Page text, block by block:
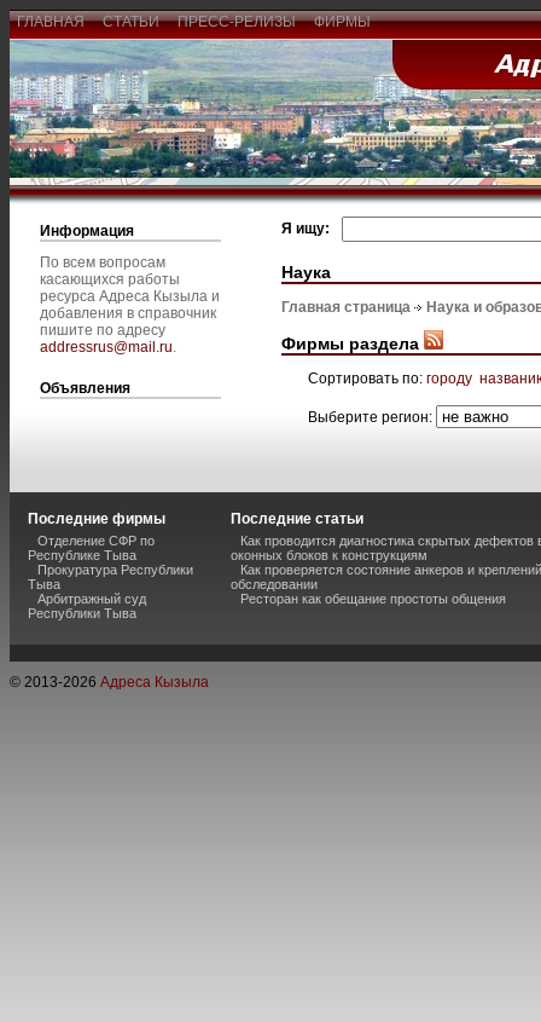
ГЛАВНАЯ СТАТЬИ ПРЕСС-РЕЛИЗЫ ФИРМЫ
Информация
По всем вопросам
касающихся работы
ресурса Адреса Кызыла и
добавления в справочник
пишите по адресу
addressrus@mail.ru.
Объявления
Я ищу:
Наука
Главная страница Наука и
Фирмы раздела
Сортировать по: городу
Выберите регион:
Последние фирмы
Отделение СФР по
Республике Тыва
Прокуратура Республики
Тыва
Арбитражный суд
Республики Тыва
Последние статьи
Как проводится диагностика скрытых
оконных блоков к конструкциям
Как проверяется состояние анкеров и
обследовании
Ресторан как обещание простоты общения
© 2013-2026 Адреса Кызыла